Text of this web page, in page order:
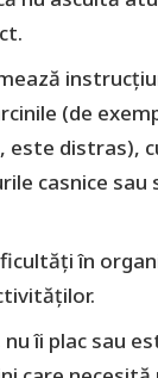
(de
este distras),
casnice sau
în
îi plac sau